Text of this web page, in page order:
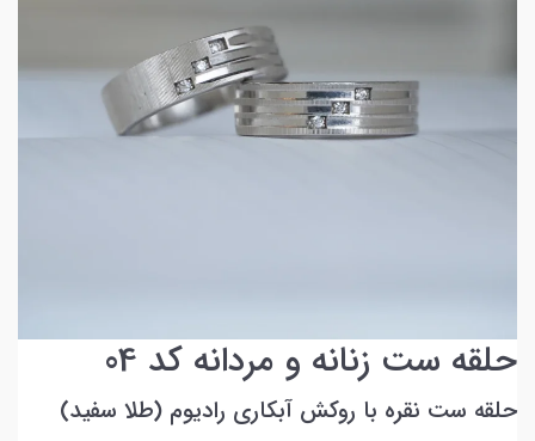
حلقه ست زنانه و مردانه کد 04
حلقه ست نقره با روکش آبکاری رادیوم (طلا سفید)